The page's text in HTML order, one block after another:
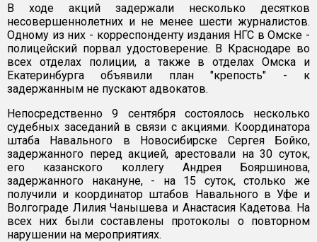
В ходе акций задержали несколько десятков
несовершеннолетних и не менее шести журналистов.
Одному из них - корреспонденту издания НГС в Омске -
полицейский порвал удостоверение. В Краснодаре во
всех отделах полиции, а также в отделах Омска и
Екатеринбурга объявили план "крепость" - к
задержанным не пускают адвокатов.
Непосредственно 9 сентября состоялось несколько
судебных заседаний в связи с акциями. Координатора
штаба Навального в Новосибирске Сергея Бойко,
задержанного перед акцией, арестовали на 30 суток,
его казанского коллегу Андрея Бояршинова,
задержанного накануне, - на 15 суток, столько же
получили и координатор штабов Навального в Уфе и
Волгограде Лилия Чанышева и Анастасия Кадетова. На
всех них были составлены протоколы о повторном
нарушении на мероприятиях.